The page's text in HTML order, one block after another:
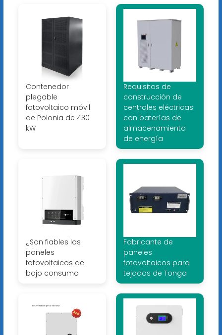
Contenedor
plegable
fotovoltaico móvil
de Polonia de 430
kW
Requisitos de
construcción de
centrales eléctricas
con baterías de
almacenamiento
de energía
¿Son fiables los
paneles
fotovoltaicos de
bajo consumo
Fabricante de
paneles
fotovoltaicos para
tejados de Tonga